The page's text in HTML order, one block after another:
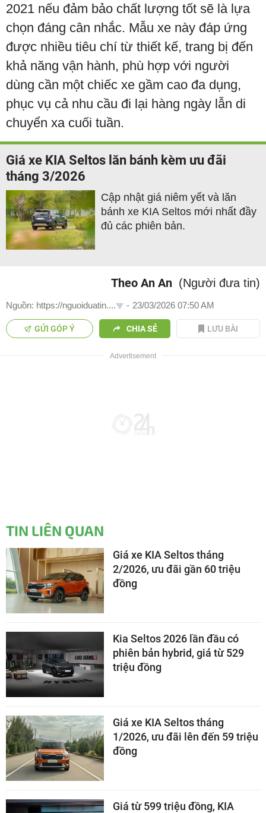
2021 nếu đảm bảo chất lượng tốt sẽ là lựa
chọn đáng cân nhắc. Mẫu xe này đáp ứng
được nhiều tiêu chí từ thiết kế, trang bị đến
khả năng vận hành, phù hợp với người
dùng cần một chiếc xe gầm cao đa dụng,
phục vụ cả nhu cầu đi lại hàng ngày lẫn di
chuyển xa cuối tuần.
Giá xe KIA Seltos lăn bánh kèm ưu đãi
tháng 3/2026
Cập nhật giá niêm yết và lăn
bánh xe KIA Seltos mới nhất đầy
đủ các phiên bản.
Theo An An (Người đưa tin)
Nguồn: https://nguoiduatin.... - 23/03/2026 07:50 AM
GỬI GÓP Ý CHIA SẺ LƯU BÀI
TIN LIÊN QUAN
Giá xe KIA Seltos tháng
2/2026, ưu đãi gần 60 triệu
đồng
Kia Seltos 2026 lần đầu có
phiên bản hybrid, giá từ 529
triệu đồng
Giá xe KIA Seltos tháng
1/2026, ưu đãi lên đến 59 triệu
đồng
Giá từ 599 triệu đồng, KIA